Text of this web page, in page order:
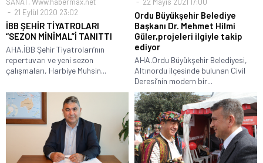
21 Eylül 2020 23:02
İBB ŞEHİR TİYATROLARI
“SEZON MİNİMAL”İ TANITTI
AHA.İBB Şehir Tiyatroları’nın
repertuvarı ve yeni sezon
çalışmaları, Harbiye Muhsin...
Ordu Büyükşehir Belediye
Başkanı Dr. Mehmet Hilmi
Güler,projeleri ilgiyle takip
ediyor
AHA.Ordu Büyükşehir Belediyesi,
Altınordu ilçesinde bulunan Civil
Deresi’nin modern bir...